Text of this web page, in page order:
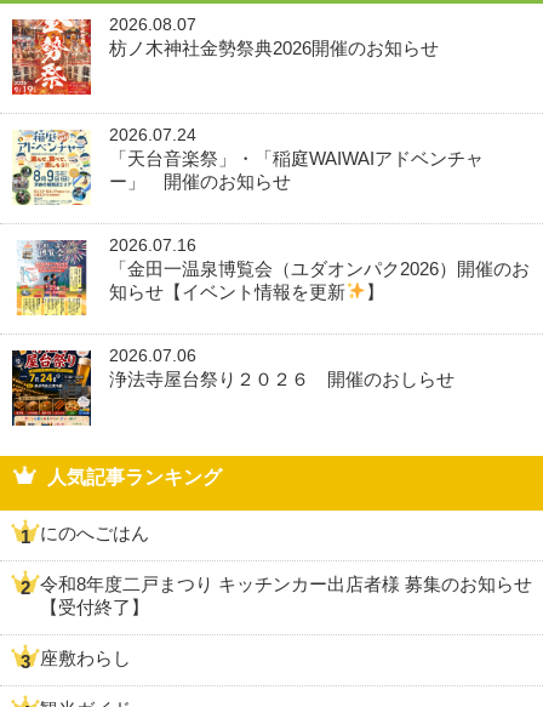
2026.08.07
枋ノ木神社金勢祭典2026開催のお知らせ
2026.07.24
「天台音楽祭」・「稲庭WAIWAIアドベンチャ
ー」 開催のお知らせ
2026.07.16
「金田一温泉博覧会（ユダオンパク2026）開催のお
知らせ【イベント情報を更新
】
2026.07.06
浄法寺屋台祭り２０２６ 開催のおしらせ
人気記事ランキング
にのへごはん
令和8年度二戸まつり キッチンカー出店者様 募集のお知らせ
【受付終了】
座敷わらし